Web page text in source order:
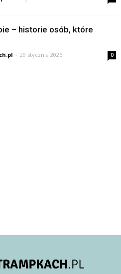
– historie osób, które
- 29 stycznia 2026 0